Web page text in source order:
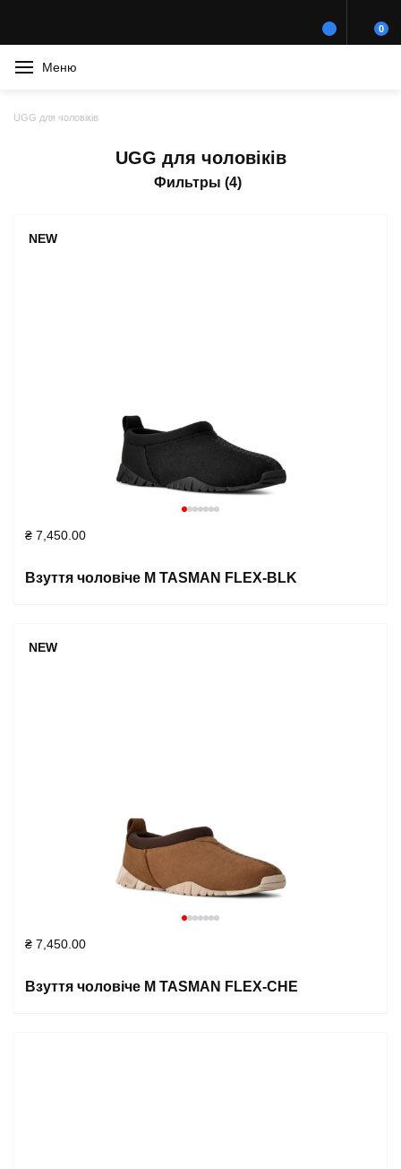
0
Меню
UGG для чоловіків
UGG для чоловіків
Фильтры (4)
NEW
₴ 7,450.00
Взуття чоловіче M TASMAN FLEX-BLK
NEW
₴ 7,450.00
Взуття чоловіче M TASMAN FLEX-CHE